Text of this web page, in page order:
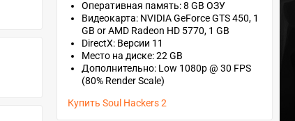
Оперативная память: 8 GB ОЗУ
Видеокарта: NVIDIA GeForce GTS 450, 1
GB or AMD Radeon HD 5770, 1 GB
DirectX: Версии 11
Место на диске: 22 GB
Дополнительно: Low 1080p @ 30 FPS
(80% Render Scale)
Купить Soul Hackers 2